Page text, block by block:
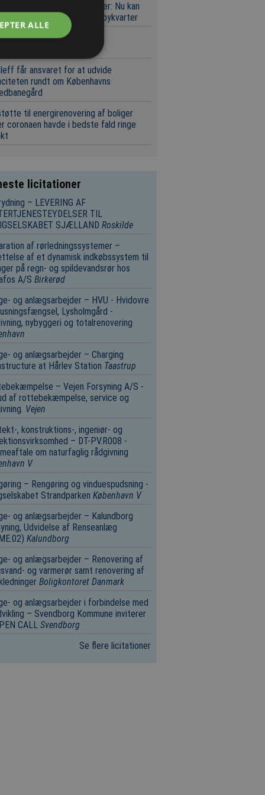
og 900.000 etagemeter: Nu kan
bydes på Nordhavns næste bykvarter
køber dansk
får ansvaret for at udvide
rundt om Københavns
til energirenovering af boliger
coronaen havde i bedste fald ringe
licitationer
– LEVERING AF
TIL
SJÆLLAND Roskilde
af rørledningssystemer –
af et dynamisk indkøbssystem til
på regn- og spildevandsrør hos
A/S Birkerød
og anlægsarbejder – HVU - Hvidovre
Lysholmgård -
nybyggeri og totalrenovering
og anlægsarbejder – Charging
at Hårlev Station Taastrup
– Vejen Forsyning A/S -
af rottebekæmpelse, service og
Vejen
, konstruktions-, ingeniør- og
– DT-PV.R008 -
om naturfaglig rådgivning
V
– Rengøring og vinduespudsning -
Strandparken København V
og anlægsarbejder – Kalundborg
Udvidelse af Renseanlæg
Kalundborg
og anlægsarbejder – Renovering af
og varmerør samt renovering af
Boligkontoret Danmark
og anlægsarbejder i forbindelse med
– Svendborg Kommune inviterer
CALL Svendborg
Se flere licitationer
ALLE